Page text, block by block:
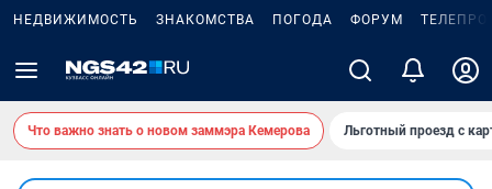
НЕДВИЖИМОСТЬ ЗНАКОМСТВА ПОГОДА ФОРУМ
Что важно знать о новом заммэра Кемерова Льготный проезд с